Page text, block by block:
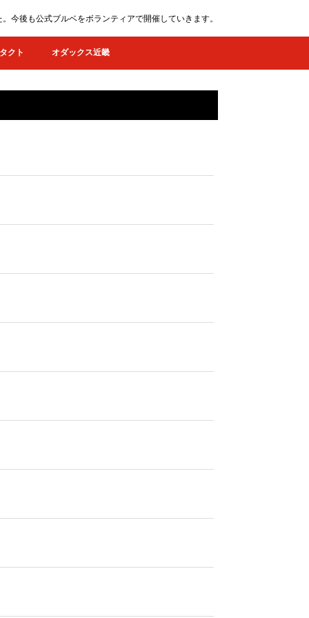
今後も公式ブルベをボランティアで開催していきます。
クト オダックス近畿